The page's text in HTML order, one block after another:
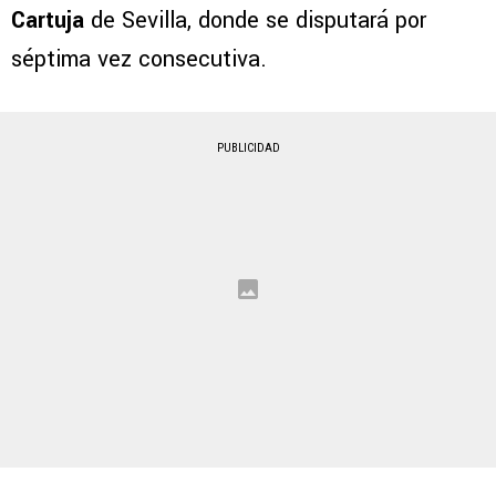
Cartuja de Sevilla, donde se disputará por
séptima vez consecutiva.
PUBLICIDAD